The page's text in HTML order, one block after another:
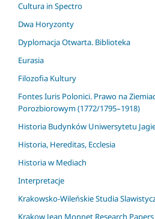
Cultura in Spectro
Dwa Horyzonty
Dyplomacja Otwarta. Biblioteka
Eurasia
Filozofia Kultury
Fontes Iuris Polonici. Prawo na
Porozbiorowym (1772/1795–1918)
Historia Budynków Uniwersytetu
Historia, Hereditas, Ecclesia
Historia w Mediach
Interpretacje
Krakowsko-Wileńskie Studia
Krakow Jean Monnet Research Papers